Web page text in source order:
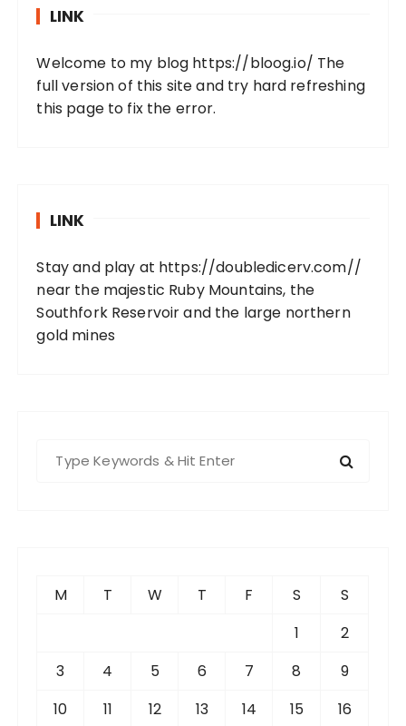
LINK
Welcome to my blog https://bloog.io/ The
full version of this site and try hard refreshing
this page to fix the error.
LINK
Stay and play at https://doubledicerv.com//
near the majestic Ruby Mountains, the
Southfork Reservoir and the large northern
gold mines
M T W T F S
S
1
2
3
4 5 6 7 8
9
10
11 12 13 14 15
16